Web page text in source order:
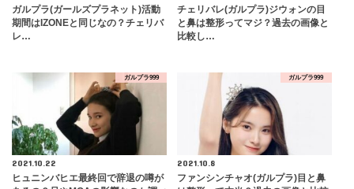
ガルプラ(ガールズプラネット)活動
期間はIZONEと同じなの？チェリバ
レ…
チェリバレ(ガルプラ)ジウォンの目
と鼻は整形ってマジ？過去の画像と
比較し…
ガルプラ999
2021.10.22
ヒュニンバヒエ最終回で辞退の噂が
ガルプラ999
2021.10.8
ファンシンチャオ(ガルプラ)目と鼻